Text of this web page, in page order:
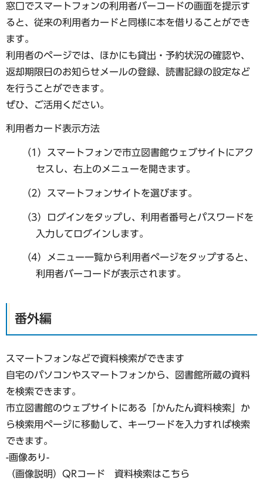
窓口でスマートフォンの利用者バーコードの画面を提示す
ると、従来の利用者カードと同様に本を借りることができ
ます。
利用者のページでは、ほかにも貸出・予約状況の確認や、
返却期限日のお知らせメールの登録、読書記録の設定など
を行うことができます。
ぜひ、ご活用ください。
利用者カード表示方法
（1）スマートフォンで市立図書館ウェブサイトにアク
セスし、右上のメニューを開きます。
（2）スマートフォンサイトを選びます。
（3）ログインをタップし、利用者番号とパスワードを
入力してログインします。
（4）メニュー一覧から利用者ページをタップすると、
利用者バーコードが表示されます。
番外編
スマートフォンなどで資料検索ができます
自宅のパソコンやスマートフォンから、図書館所蔵の資料
を検索できます。
市立図書館のウェブサイトにある「かんたん資料検索」か
ら検索用ページに移動して、キーワードを入力すれば検索
できます。
-画像あり-
（画像説明）QRコード 資料検索はこちら